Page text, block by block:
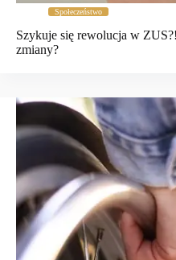
Społeczeństwo
Szykuje się rewolucja w
zmiany?